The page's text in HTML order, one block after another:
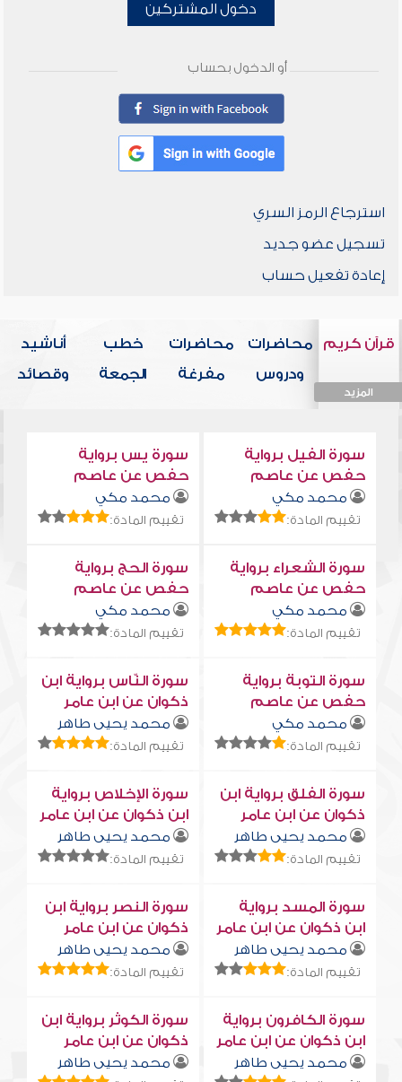
دخول المشتركين
أو الدخول بحساب
استرجاع الرمز السري
تسجيل عضو جديد
إعادة تفعيل حساب
قرآن كريم
المزيد
محاضرات
ودروس
محاضرات
مفرغة
خطب
الجمعة
أناشيد
وقصائد
سورة الفيل برواية
حفص عن عاصم
محمد مكي
تقييم المادة:
سورة يس برواية
حفص عن عاصم
محمد مكي
تقييم المادة:
سورة الشعراء برواية
حفص عن عاصم
محمد مكي
تقييم المادة:
سورة الحج برواية
حفص عن عاصم
محمد مكي
تقييم المادة:
سورة التوبة برواية
حفص عن عاصم
محمد مكي
تقييم المادة:
سورة النّاس برواية ابن
ذكوان عن ابن عامر
محمد يحيى طاهر
تقييم المادة:
سورة الفلق برواية ابن
ذكوان عن ابن عامر
محمد يحيى طاهر
تقييم المادة:
سورة الإخلاص برواية
ابن ذكوان عن ابن عامر
محمد يحيى طاهر
تقييم المادة:
سورة المسد برواية
ابن ذكوان عن ابن عامر
محمد يحيى طاهر
تقييم المادة:
سورة النصر برواية ابن
ذكوان عن ابن عامر
محمد يحيى طاهر
تقييم المادة:
سورة الكافرون برواية
ابن ذكوان عن ابن عامر
محمد يحيى طاهر
سورة الكوثر برواية ابن
ذكوان عن ابن عامر
محمد يحيى طاهر